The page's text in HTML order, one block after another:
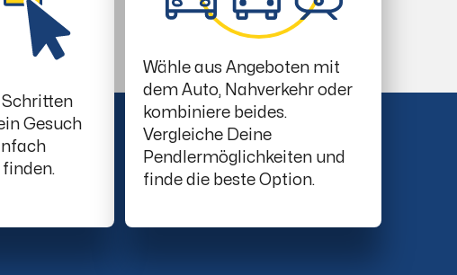
Schritten
Gesuch
Wähle aus Angeboten mit
dem Auto, Nahverkehr oder
kombiniere beides.
Vergleiche Deine
Pendlermöglichkeiten und
finde die beste Option.